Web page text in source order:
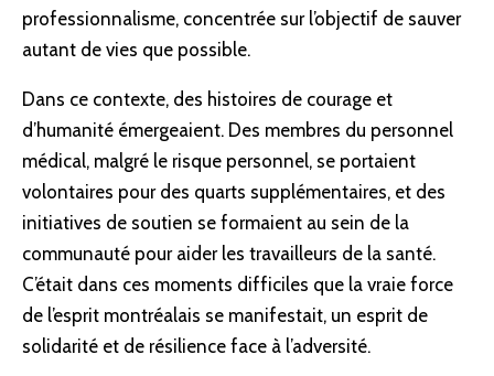
professionnalisme, concentrée sur l’objectif de sauver
autant de vies que possible.
Dans ce contexte, des histoires de courage et
d’humanité émergeaient. Des membres du personnel
médical, malgré le risque personnel, se portaient
volontaires pour des quarts supplémentaires, et des
initiatives de soutien se formaient au sein de la
communauté pour aider les travailleurs de la santé.
C’était dans ces moments difficiles que la vraie force
de l’esprit montréalais se manifestait, un esprit de
solidarité et de résilience face à l’adversité.